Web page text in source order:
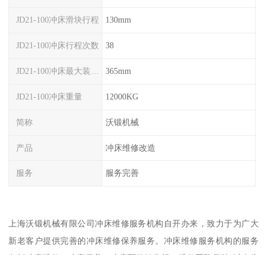
JD21-100冲床滑块行程 130mm
JD21-100冲床行程次数 38
365mm
JD21-100冲床重量 12000KG
简称 沃锻机械
产品 冲床维修改造
服务 服务完善
上海沃锻机械有限公司冲床维修服务机构自开办来，致力于为广大
新老客户提供完善的冲床维修保养服务。冲床维修服务机构的服务